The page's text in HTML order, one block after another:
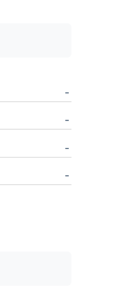
-
-
-
-